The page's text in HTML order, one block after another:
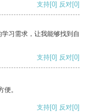
支持[0] 反对[0]
习需求，让我能够找到自
支持[0] 反对[0]
。
支持[0] 反对[0]